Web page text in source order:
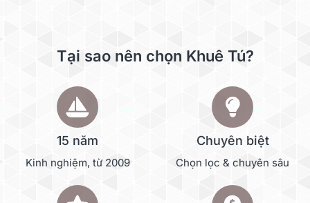
Tại sao nên chọn Khuê Tú?
15 năm
Kinh nghiệm, từ 2009
Chuyên biệt
Chọn lọc & chuyên sâu